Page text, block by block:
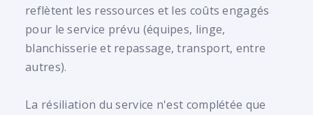
reflètent les ressources et les coûts engagés
pour le service prévu (équipes, linge,
blanchisserie et repassage, transport, entre
autres).
La résiliation du service n'est complétée que